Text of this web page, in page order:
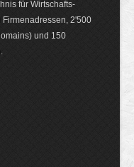
für Wirt­schafts-
2'500
und 150